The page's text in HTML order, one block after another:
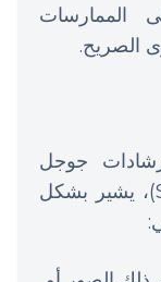
الممارسات
الصريح.
جوجل
ومفهوم البحث الآمن (SafeSearch)، يشير بشكل